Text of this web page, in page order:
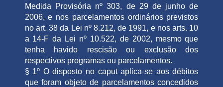
Medida Provisória nº 303, de 29 de junho de
2006, e nos parcelamentos ordinários previstos
no art. 38 da Lei nº 8.212, de 1991, e nos arts. 10
a 14-F da Lei nº 10.522, de 2002, mesmo que
tenha havido rescisão ou exclusão dos
respectivos programas ou parcelamentos.
§ 1º O disposto no caput aplica-se aos débitos
que foram objeto de parcelamentos concedidos